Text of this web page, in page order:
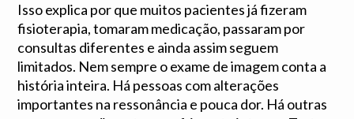
Isso explica por que muitos pacientes já fizeram
fisioterapia, tomaram medicação, passaram por
consultas diferentes e ainda assim seguem
limitados. Nem sempre o exame de imagem conta a
história inteira. Há pessoas com alterações
importantes na ressonância e pouca dor. Há outras